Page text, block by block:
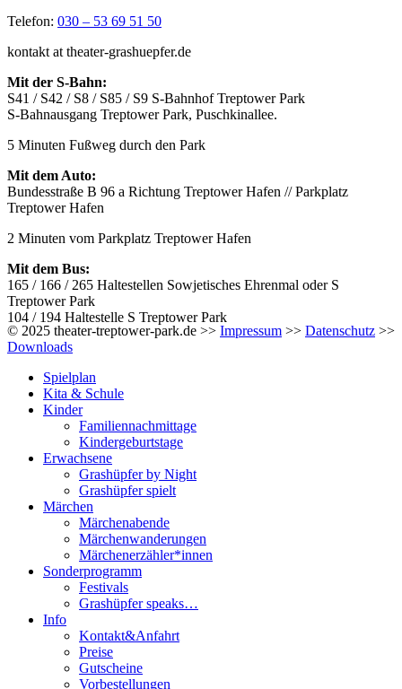
Telefon: 030 – 53 69 51 50
kontakt at theater-grashuepfer.de
Mit der S-Bahn:
S41 / S42 / S8 / S85 / S9 S-Bahnhof Treptower Park
S-Bahnausgang Treptower Park, Puschkinallee.
5 Minuten Fußweg durch den Park
Mit dem Auto:
Bundesstraße B 96 a Richtung Treptower Hafen // Parkplatz
Treptower Hafen
2 Minuten vom Parkplatz Treptower Hafen
Mit dem Bus:
165 / 166 / 265 Haltestellen Sowjetisches Ehrenmal oder S
Treptower Park
104 / 194 Haltestelle S Treptower Park
© 2025 theater-treptower-park.de >> Impressum >> Datenschutz >>
Downloads
Spielplan
Kita & Schule
Kinder
Familiennachmittage
Kindergeburtstage
Erwachsene
Grashüpfer by Night
Grashüpfer spielt
Märchen
Märchenabende
Märchenwanderungen
Märchenerzähler*innen
Sonderprogramm
Festivals
Grashüpfer speaks…
Info
Kontakt&Anfahrt
Preise
Gutscheine
Vorbestellungen